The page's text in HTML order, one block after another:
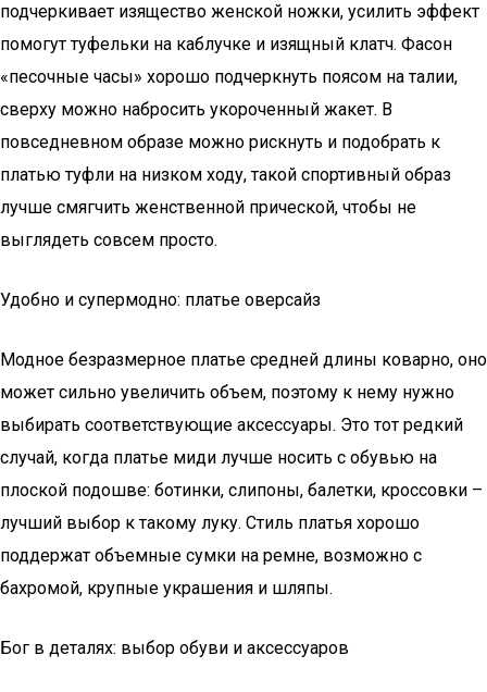
подчеркивает изящество женской ножки, усилить эффект
помогут туфельки на каблучке и изящный клатч. Фасон
«песочные часы» хорошо подчеркнуть поясом на талии,
сверху можно набросить укороченный жакет. В
повседневном образе можно рискнуть и подобрать к
платью туфли на низком ходу, такой спортивный образ
лучше смягчить женственной прической, чтобы не
выглядеть совсем просто.
Удобно и супермодно: платье оверсайз
Модное безразмерное платье средней длины коварно, оно
может сильно увеличить объем, поэтому к нему нужно
выбирать соответствующие аксессуары. Это тот редкий
случай, когда платье миди лучше носить с обувью на
плоской подошве: ботинки, слипоны, балетки, кроссовки –
лучший выбор к такому луку. Стиль платья хорошо
поддержат объемные сумки на ремне, возможно с
бахромой, крупные украшения и шляпы.
Бог в деталях: выбор обуви и аксессуаров